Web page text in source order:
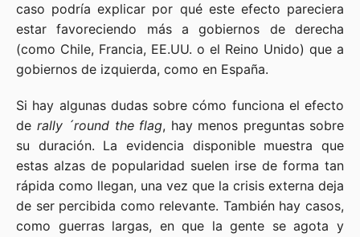
caso podría explicar por qué este efecto pareciera
estar favoreciendo más a gobiernos de derecha
(como Chile, Francia, EE.UU. o el Reino Unido) que a
gobiernos de izquierda, como en España.
Si hay algunas dudas sobre cómo funciona el efecto
de rally ´round the flag, hay menos preguntas sobre
su duración. La evidencia disponible muestra que
estas alzas de popularidad suelen irse de forma tan
rápida como llegan, una vez que la crisis externa deja
de ser percibida como relevante. También hay casos,
como guerras largas, en que la gente se agota y